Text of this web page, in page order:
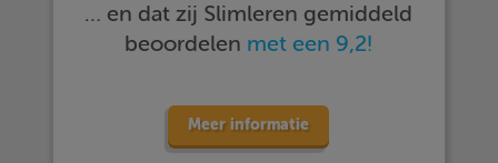
… en dat zij Slimleren gemiddeld
beoordelen met een 9,2!
Meer informatie